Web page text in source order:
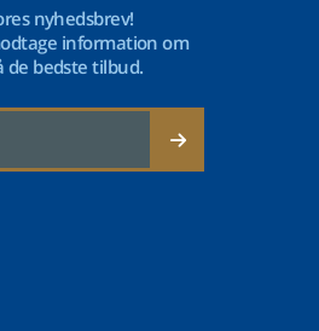
nyhedsbrev!
information om
de bedste tilbud.